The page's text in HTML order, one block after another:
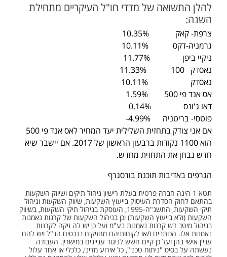
להלן התשואה של מדדי חו"ל העיקריים מתחילת
השנה:
צרפת- קאק 10.35%
גרמניה-דקס 10.11%
ניקיי ביפן 11.77%
נאסדק 100 11.33%
נאסדק 10.11%
אס אנד פי 500 1.59%
דאו ג'ונס 0.14%
פוטסי- בריטניה 4.99%-
אם אני צודק בתחזית השלילית יעד המחיר לאס אנד פי 500
הוא 1100 נקודות ברבעון הראשון של 2017. אם יישבר שיא
חדש נבחן את התחזית מחדש.
הגרפים באדיבות תוכנת בורסגרף
תטא 1 הינה חברה פרטית בעלת רישיון ניהול תיקים ושיווק השקעות
בהתאם לחוק הסדרת העיסוק בייעוץ השקעות, שיווק השקעות וניהול
תיקי השקעות, התשנ"ה-1995, העוסקת בניהול תיקי השקעות, בשיווק
השקעות (ולא בייעוץ השקעות) וכן בניהול השקעות של קרנות נאמנות
בניהול מיטב דש קרנות נאמנות בע"מ ועל כן יש לה זיקה לקרנות
נאמנות אלו. הכותבים ו/או לקוחותיהם מחזיקים בנכסים הנ"ל ויש להם
עניין אישי בהן ועל כן קיים חשש לניגוד עניינים במישרין. העבודה
נעשתה על בסיס "ניתוח טכני", כל אירוע מדיני, כלכלי או אחר עלול